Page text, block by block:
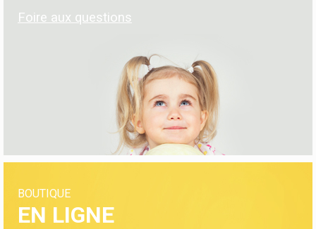
Foire aux questions
BOUTIQUE
EN LIGNE